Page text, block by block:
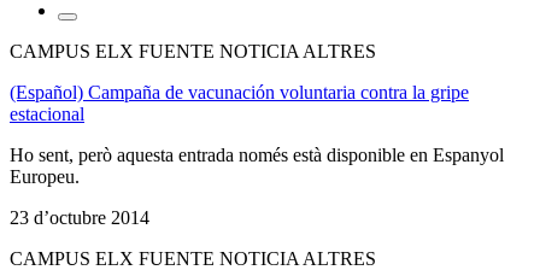
CAMPUS ELX FUENTE NOTICIA ALTRES
(Español) Campaña de vacunación voluntaria contra la gripe
estacional
Ho sent, però aquesta entrada només està disponible en Espanyol
Europeu.
23 d’octubre 2014
CAMPUS ELX FUENTE NOTICIA ALTRES